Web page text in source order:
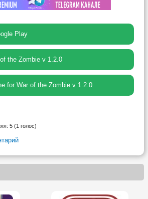
Play
the Zombie v 1.2.0
for War of the Zombie v 1.2.0
5 (1 голос)